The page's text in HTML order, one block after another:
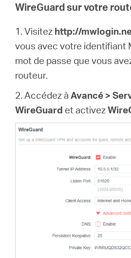
Français
WireGuard sur votre
1. Visitez http://
vous avec votre identifiant
mot de passe que vous
routeur.
2. Accédez àAvancé >
WireGuard et activez